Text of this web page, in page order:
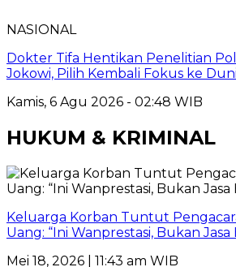
NASIONAL
Dokter Tifa Hentikan Penelitian
Jokowi, Pilih Kembali Fokus ke
Kamis, 6 Agu 2026 - 02:48 WIB
HUKUM & KRIMINAL
Keluarga Korban Tuntut
Uang: “Ini Wanprestasi, Bukan
Mei 18, 2026 | 11:43 am WIB